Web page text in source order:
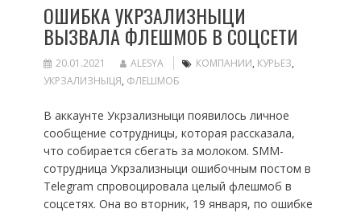
ОШИБКА УКРЗАЛИЗНЫЦИ
ВЫЗВАЛА ФЛЕШМОБ В СОЦСЕТИ
20.01.2021 ALESYA КОМПАНИИ, КУРЬЕЗ,
УКРЗАЛИЗНЫЦЯ, ФЛЕШМОБ
В аккаунте Укрзализныци появилось личное
сообщение сотрудницы, которая рассказала,
что собирается сбегать за молоком. SММ-
сотрудница Укрзализныци ошибочным постом в
Telegram спровоцировала целый флешмоб в
соцсетях. Она во вторник, 19 января, по ошибке